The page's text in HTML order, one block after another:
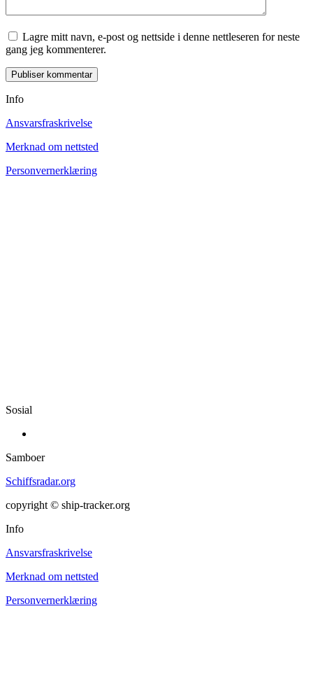
Lagre mitt navn, e-post og nettside i denne nettleseren for neste
gang jeg kommenterer.
Info
Ansvarsfraskrivelse
Merknad om nettsted
Personvernerklæring
Sosial
Samboer
Schiffsradar.org
copyright © ship-tracker.org
Info
Ansvarsfraskrivelse
Merknad om nettsted
Personvernerklæring